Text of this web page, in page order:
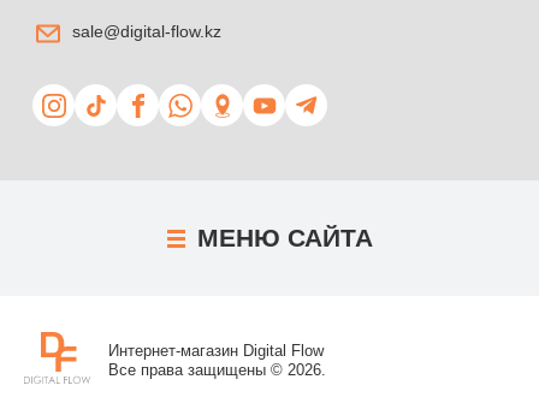
sale@digital-flow.kz
МЕНЮ САЙТА
Интернет-магазин Digital Flow
Все права защищены © 2026.